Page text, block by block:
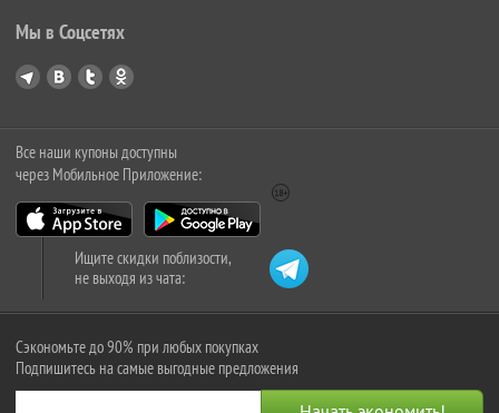
Мы в Соцсетях
Все наши купоны доступны
через Мобильное Приложение:
Ищите скидки поблизости,
не выходя из чата:
Сэкономьте до 90% при любых покупках
Подпишитесь на самые выгодные предложения